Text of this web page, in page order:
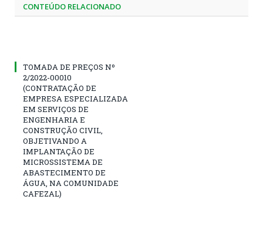
CONTEÚDO RELACIONADO
TOMADA DE PREÇOS Nº
2/2022-00010
(CONTRATAÇÃO DE
EMPRESA ESPECIALIZADA
EM SERVIÇOS DE
ENGENHARIA E
CONSTRUÇÃO CIVIL,
OBJETIVANDO A
IMPLANTAÇÃO DE
MICROSSISTEMA DE
ABASTECIMENTO DE
ÁGUA, NA COMUNIDADE
CAFEZAL)